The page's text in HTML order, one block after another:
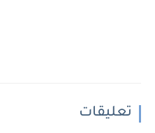
تعليقات